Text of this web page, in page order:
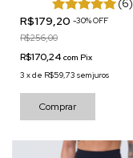
(6)
R$179,20 -30%OFF
R$256,00
R$170,24 com Pix
3 xde R$59,73 sem juros
Comprar